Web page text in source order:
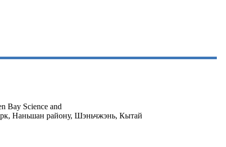
Bay Science and
Наньшан району, Шэньчжэнь, Кытай